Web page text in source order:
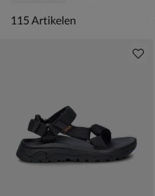
115 artikelen
115 Artikelen